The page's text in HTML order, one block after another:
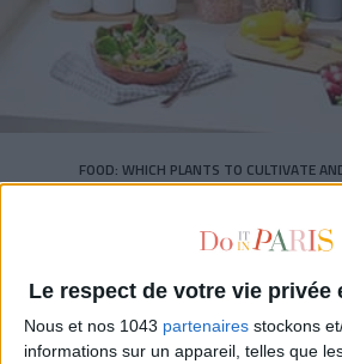
Le respect de votre vie privée
Nous et nos 1043 partenaires stockons
informations sur un appareil, telles que
FOOD: WHICH PLANTS TO CULTIVATE